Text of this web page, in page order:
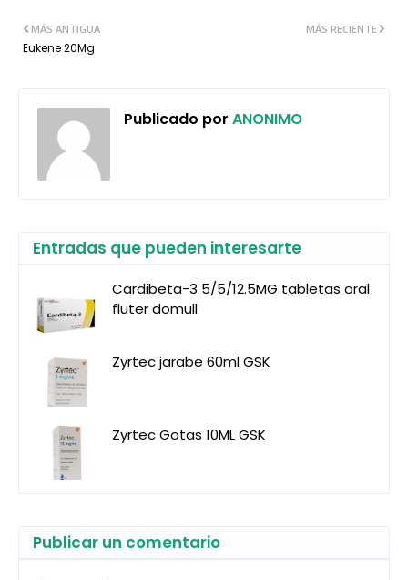
MÁS RECIENTE
MÁS ANTIGUA
Eukene 20Mg
Publicado por ANONIMO
Entradas que pueden interesarte
Cardibeta-3 5/5/12.5MG tabletas oral
fluter domull
Zyrtec jarabe 60ml GSK
Zyrtec Gotas 10ML GSK
Publicar un comentario